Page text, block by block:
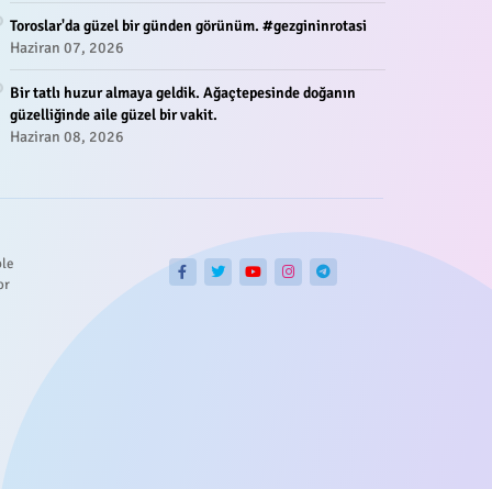
Toroslar'da güzel bir günden görünüm. #gezgininrotasi
Haziran 07, 2026
Bir tatlı huzur almaya geldik. Ağaçtepesinde doğanın
güzelliğinde aile güzel bir vakit.
Haziran 08, 2026